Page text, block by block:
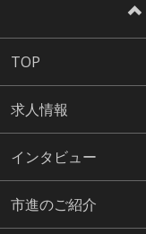
TOP
求人情報
インタビュー
市進のご紹介